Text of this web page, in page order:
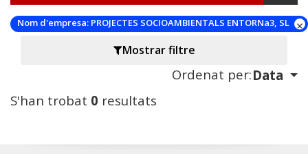
Nom d'empresa: PROJECTES SOCIOAMBIENTALS ENTORNa3, SL
Mostrar filtre
Ordenat per:Data
S'han trobat 0 resultats